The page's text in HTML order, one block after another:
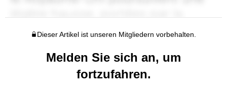
Dieser Artikel ist unseren Mitgliedern vorbehalten.
Melden Sie sich an, um
fortzufahren.